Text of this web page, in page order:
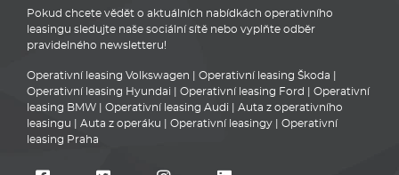
Pokud chcete vědět o aktuálních nabídkách operativního
leasingu sledujte naše sociální sítě nebo vyplňte odběr
pravidelného newsletteru!
Operativní leasing Volkswagen Operativní leasing Škoda
Operativní leasing Hyundai
Operativní leasing Ford
Operativní
leasing BMW
Operativní leasing Audi
Auta z operativního
leasingu
Auta z operáku Operativní leasingy
Operativní
leasing Praha